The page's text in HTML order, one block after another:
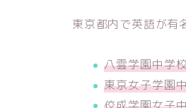
東京都内で英語が有
八雲学園中学
東京女子学園